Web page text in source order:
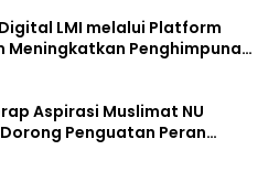
LMI melalui Platform
Meningkatkan Penghimpunan
Islam
Aspirasi Muslimat NU
Penguatan Peran